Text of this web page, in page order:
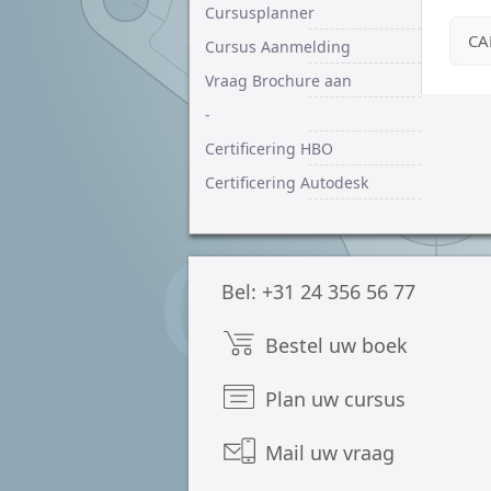
Cursusplanner
Cursus Aanmelding
Vraag Brochure aan
-
Certificering HBO
Certificering Autodesk
Bel: +31 24 356 56 77
Bestel uw boek
Plan uw cursus
Mail uw vraag